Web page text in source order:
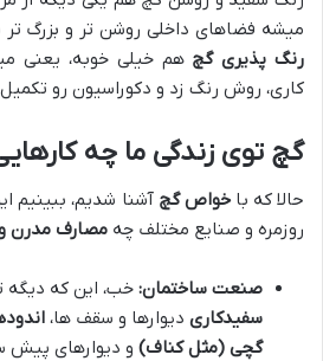
میشه فضاهای داخلی روشن تر و بزرگ تر
رنگ پذیری گچ هم خیلی خوبه، یعنی
کاری، روش رنگ زد و دکوراسیون رو
گچ توی زندگی ما چه
حالا که باخواص گچ آشنا شدیم، ببینیم
روزمره و صنایع مختلف چه مصارف مدرن
صنعت ساختمان:خب، این که دیگه
سفیدکاری دیوارها و سقف ها،
گچی (مثل کناف) و دیوارهای پیش